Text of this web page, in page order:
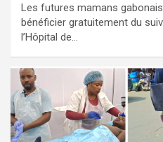
Les futures mamans
bénéficier gratuitement du
l’Hôpital de…